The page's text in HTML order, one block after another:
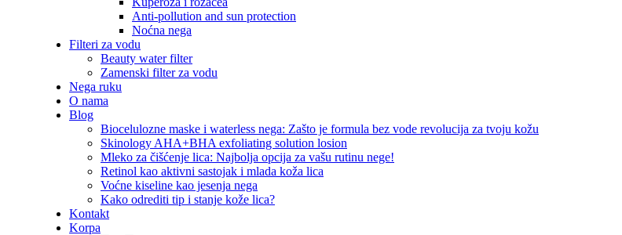
Anti-pollution and sun protection
Noćna nega
Filteri za vodu
Beauty water filter
Zamenski filter za vodu
Nega ruku
O nama
Blog
Biocelulozne maske i waterless nega: Zašto je formula bez vode revolucija za tvoju kožu
Skinology AHA+BHA exfoliating solution losion
Mleko za čišćenje lica: Najbolja opcija za vašu rutinu nege!
Retinol kao aktivni sastojak i mlada koža lica
Voćne kiseline kao jesenja nega
Kako odrediti tip i stanje kože lica?
Kontakt
Korpa